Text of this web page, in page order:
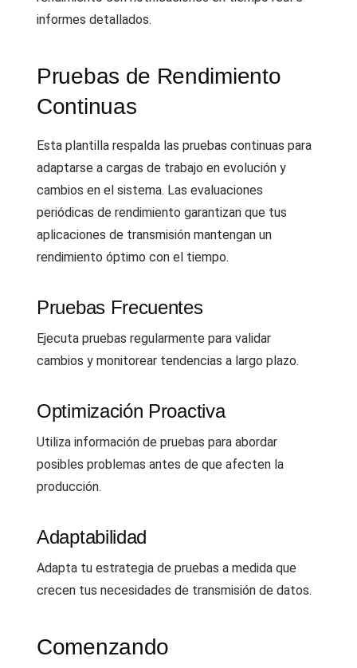
informes detallados.
Pruebas de Rendimiento
Continuas
Esta plantilla respalda las pruebas continuas para
adaptarse a cargas de trabajo en evolución y
cambios en el sistema. Las evaluaciones
periódicas de rendimiento garantizan que tus
aplicaciones de transmisión mantengan un
rendimiento óptimo con el tiempo.
Pruebas Frecuentes
Ejecuta pruebas regularmente para validar
cambios y monitorear tendencias a largo plazo.
Optimización Proactiva
Utiliza información de pruebas para abordar
posibles problemas antes de que afecten la
producción.
Adaptabilidad
Adapta tu estrategia de pruebas a medida que
crecen tus necesidades de transmisión de datos.
Comenzando